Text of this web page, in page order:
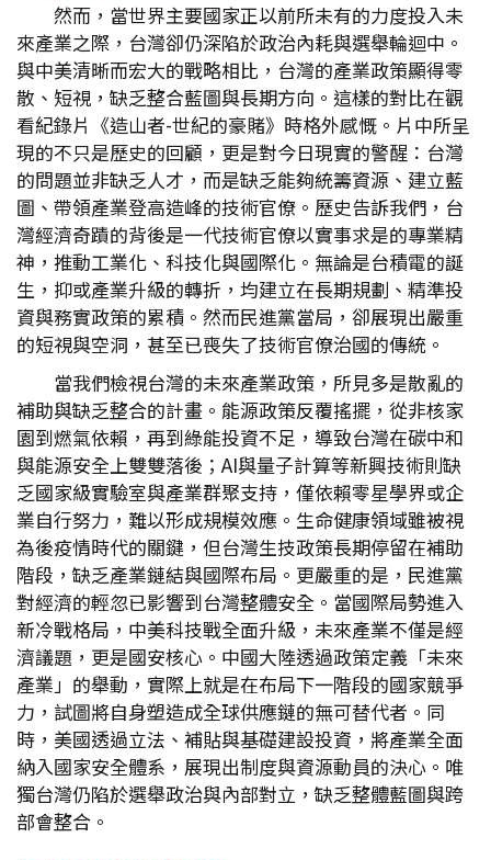
然而，當世界主要國家正以前所未有的力度投入未
來產業之際，台灣卻仍深陷於政治內耗與選舉輪迴中。
與中美清晰而宏大的戰略相比，台灣的產業政策顯得零
散、短視，缺乏整合藍圖與長期方向。這樣的對比在觀
看紀錄片《造山者-世紀的豪賭》時格外感慨。片中所呈
現的不只是歷史的回顧，更是對今日現實的警醒：台灣
的問題並非缺乏人才，而是缺乏能夠統籌資源、建立藍
圖、帶領產業登高造峰的技術官僚。歷史告訴我們，台
灣經濟奇蹟的背後是一代技術官僚以實事求是的專業精
神，推動工業化、科技化與國際化。無論是台積電的誕
生，抑或產業升級的轉折，均建立在長期規劃、精準投
資與務實政策的累積。然而民進黨當局，卻展現出嚴重
的短視與空洞，甚至已喪失了技術官僚治國的傳統。
當我們檢視台灣的未來產業政策，所見多是散亂的
補助與缺乏整合的計畫。能源政策反覆搖擺，從非核家
園到燃氣依賴，再到綠能投資不足，導致台灣在碳中和
與能源安全上雙雙落後；AI與量子計算等新興技術則缺
乏國家級實驗室與產業群聚支持，僅依賴零星學界或企
業自行努力，難以形成規模效應。生命健康領域雖被視
為後疫情時代的關鍵，但台灣生技政策長期停留在補助
階段，缺乏產業鏈結與國際布局。更嚴重的是，民進黨
對經濟的輕忽已影響到台灣整體安全。當國際局勢進入
新冷戰格局，中美科技戰全面升級，未來產業不僅是經
濟議題，更是國安核心。中國大陸透過政策定義「未來
產業」的舉動，實際上就是在布局下一階段的國家競爭
力，試圖將自身塑造成全球供應鏈的無可替代者。同
時，美國透過立法、補貼與基礎建設投資，將產業全面
納入國家安全體系，展現出制度與資源動員的決心。唯
獨台灣仍陷於選舉政治與內部對立，缺乏整體藍圖與跨
部會整合。